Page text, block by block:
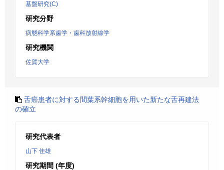
基盤研究(C)
研究分野
病態科学系歯学・歯科放射線学
研究機関
佐賀大学
舌癌患者に対する間葉系幹細胞を用いた新たな舌再建法
の確立
研究代表者
山下 佳雄
研究期間 (年度)